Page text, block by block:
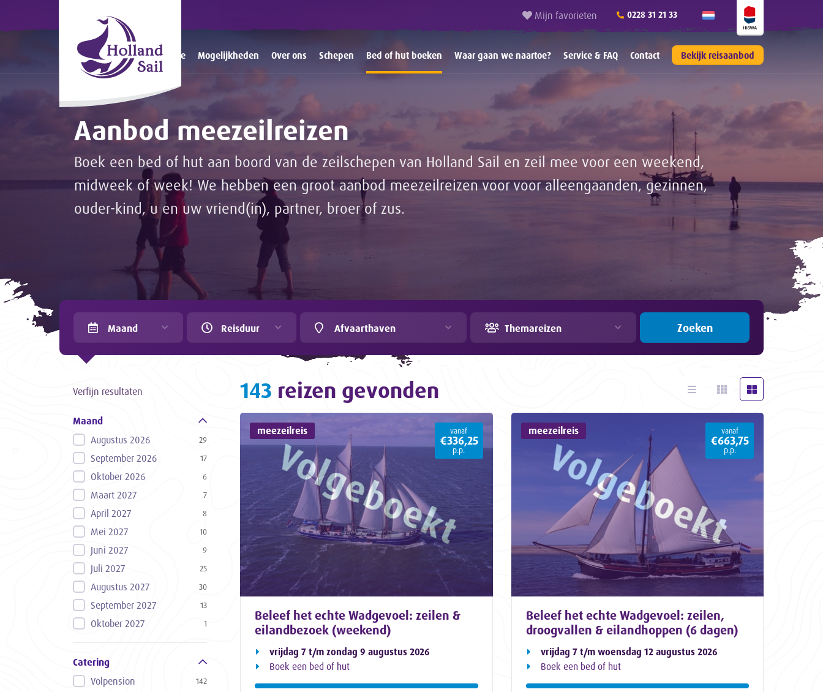
Mijn favorieten 0228 31 21 33
Home Mogelijkheden Over ons Schepen Bed of hut boeken Waar gaan we naartoe? Service & FAQ Contact Bekijk reisaanbod
Aanbod meezeilreizen
Boek een bed of hut aan boord van de zeilschepen van Holland Sail en zeil mee voor een weekend,
midweek of week! We hebben een groot aanbod meezeilreizen voor voor alleengaanden, gezinnen,
ouder-kind, u en uw vriend(in), partner, broer of zus.
Maand Reisduur Afvaarthaven Themareizen Zoeken
Verfijn resultaten
Maand
Augustus 2026
29
September 2026 17
Oktober 2026 6
Maart 2027 7
April 2027 8
Mei 2027 10
Juni 2027 9
Juli 2027 25
Augustus 2027 30
September 2027 13
Oktober 2027 1
Catering
Volpension
142
143 reizen gevonden
meezeilreis vanaf
€336,25
p.p.
Beleef het echte Wadgevoel: zeilen &
eilandbezoek (weekend)
vrijdag 7 t/m zondag 9 augustus 2026
Boek een bed of hut
meezeilreis vanaf
€663,75
p.p.
Beleef het echte Wadgevoel: zeilen,
droogvallen & eilandhoppen (6 dagen)
vrijdag 7 t/m woensdag 12 augustus 2026
Boek een bed of hut